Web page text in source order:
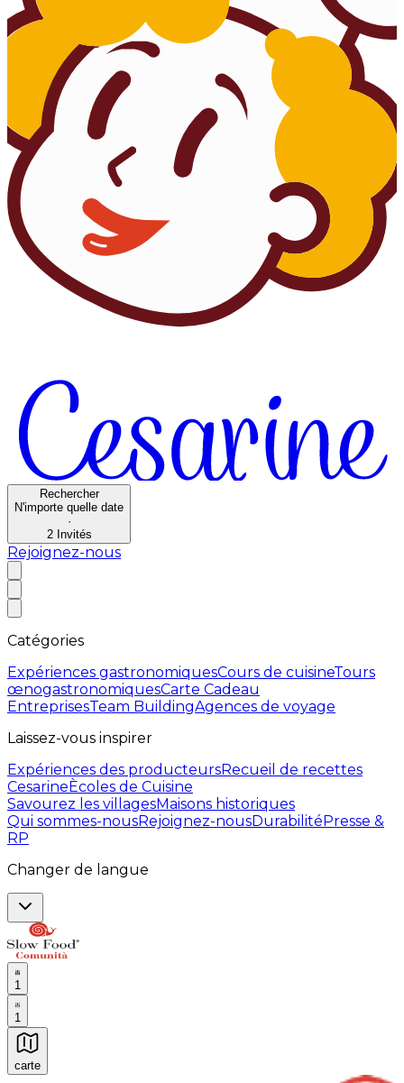
Rechercher
N'importe quelle date
·
2 Invités
Rejoignez-nous
Catégories
Expériences gastronomiquesCours de cuisineTours
œnogastronomiquesCarte Cadeau
EntreprisesTeam BuildingAgences de voyage
Laissez-vous inspirer
Expériences des producteursRecueil de recettes
CesarineÈcoles de Cuisine
Savourez les villagesMaisons historiques
Qui sommes-nousRejoignez-nousDurabilitéPresse &
RP
Changer de langue
1
1
carte